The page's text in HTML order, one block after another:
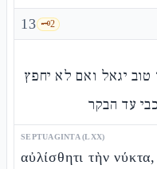
13 🗝️2
טוב יגאל ואם לא יחפץ
עד הבקר
SEPTUAGINTA (LXX)
αὐλίσθητι τὴν